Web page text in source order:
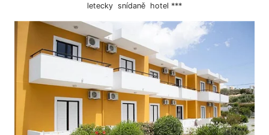
letecky snídaně hotel ***